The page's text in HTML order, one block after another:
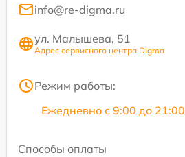
info@re-digma.ru
ул. Малышева, 51
Адрес сервисного центра Digma
Режим работы:
Ежедневно с 9:00 до 21:00
Способы оплаты